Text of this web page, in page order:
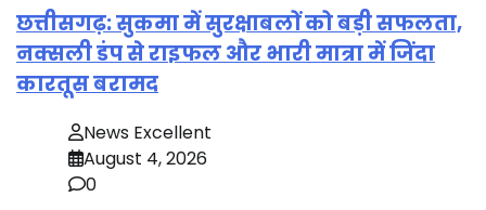
छत्तीसगढ़: सुकमा में सुरक्षाबलों को बड़ी सफलता,
नक्सली डंप से राइफल और भारी मात्रा में जिंदा
कारतूस बरामद
News Excellent
August 4, 2026
0